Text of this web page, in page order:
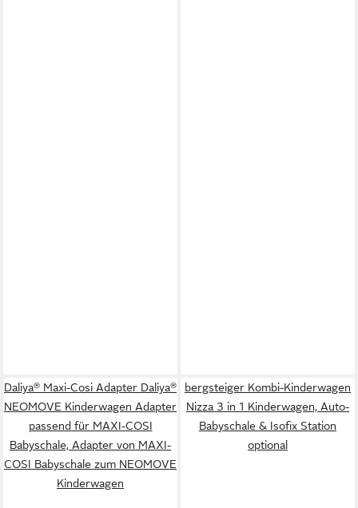
Daliya® Maxi-Cosi Adapter Daliya®
NEOMOVE Kinderwagen Adapter
passend für MAXI-COSI
Babyschale, Adapter von MAXI-
COSI Babyschale zum NEOMOVE
Kinderwagen
bergsteiger Kombi-Kinderwagen
Nizza 3 in 1 Kinderwagen, Auto-
Babyschale & Isofix Station
optional